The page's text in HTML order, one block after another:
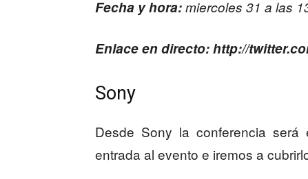
Fecha y hora:miercoles 31 a las
Enlace en directo: http://
Sony
Desde Sony la conferencia
entrada al evento e iremos a